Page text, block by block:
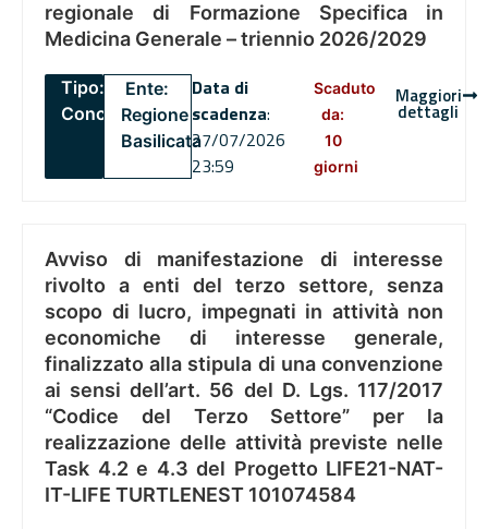
regionale di Formazione Specifica in
Medicina Generale – triennio 2026/2029
Tipo:
Concorsi
Ente:
Regione
Basilicata
Data di
scadenza:
27/07/2026
23:59
Scaduto
da:
10
giorni
Maggiori
dettagli
Avviso di manifestazione di interesse
rivolto a enti del terzo settore, senza
scopo di lucro, impegnati in attività non
economiche di interesse generale,
finalizzato alla stipula di una convenzione
ai sensi dell’art. 56 del D. Lgs. 117/2017
“Codice del Terzo Settore” per la
realizzazione delle attività previste nelle
Task 4.2 e 4.3 del Progetto LIFE21-NAT-
IT-LIFE TURTLENEST 101074584